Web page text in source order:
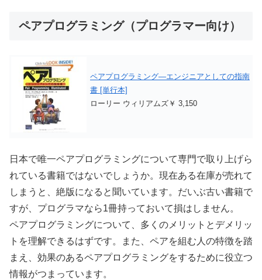
ペアプログラミング（プログラマー向け）
ペアプログラミング―エンジニアとしての指南
書 [単行本]
ローリー ウィリアムズ￥ 3,150
日本で唯一ペアプログラミングについて専門で取り上げら
れている書籍ではないでしょうか。現在ある在庫が売れて
しまうと、絶版になると聞いています。だいぶ古い書籍で
すが、プログラマなら1冊持っておいて損はしません。
ペアプログラミングについて、多くのメリットとデメリッ
トを理解できるはずです。また、ペアを組む人の特徴を踏
まえ、効果のあるペアプログラミングをするために役立つ
情報がつまっています。